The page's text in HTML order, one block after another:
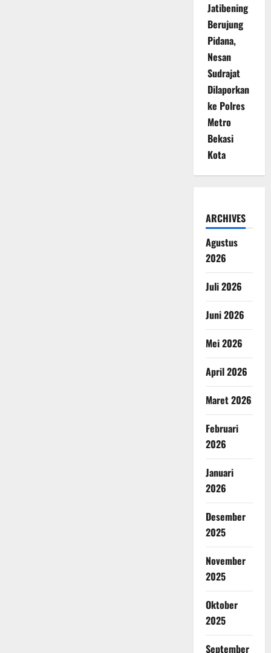
Jatibening
Berujung
Pidana,
Nesan
Sudrajat
Dilaporkan
ke Polres
Metro
Bekasi
Kota
ARCHIVES
Agustus
2026
Juli 2026
Juni 2026
Mei 2026
April 2026
Maret 2026
Februari
2026
Januari
2026
Desember
2025
November
2025
Oktober
2025
September